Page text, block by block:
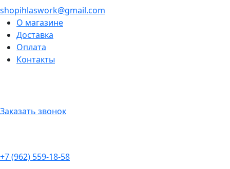
shopihlaswork@gmail.com
О магазине
Доставка
Оплата
Контакты
Заказать звонок
+7 (962) 559-18-58